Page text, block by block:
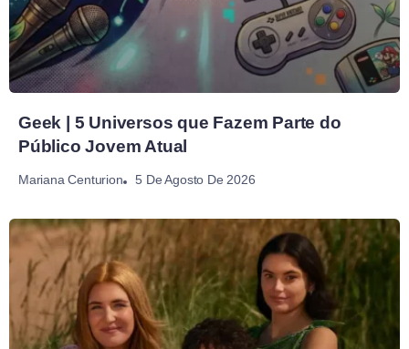
Geek | 5 Universos que Fazem Parte do
Público Jovem Atual
Mariana Centurion 5 De Agosto De 2026